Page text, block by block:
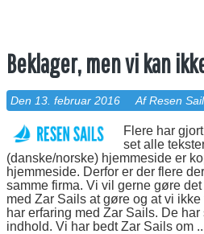
Beklager, men vi kan
Den 13. februar 2016 Af Resen
Flere har
set alle
(danske/norske) hjemmeside er
hjemmeside. Derfor er der flere
samme firma. Vi vil gerne gøre
med Zar Sails at gøre og at vi
har erfaring med Zar Sails. De
indhold. Vi har bedt Zar Sails om ..